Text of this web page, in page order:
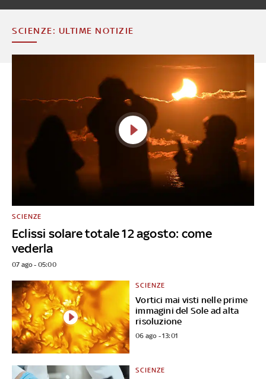
SCIENZE: ULTIME NOTIZIE
Eclissi solare totale 12 agosto: come
vederla
SCIENZE
07 ago - 05:00
Vortici mai visti nelle prime
immagini del Sole ad alta
risoluzione
SCIENZE
06 ago - 13:01
SCIENZE